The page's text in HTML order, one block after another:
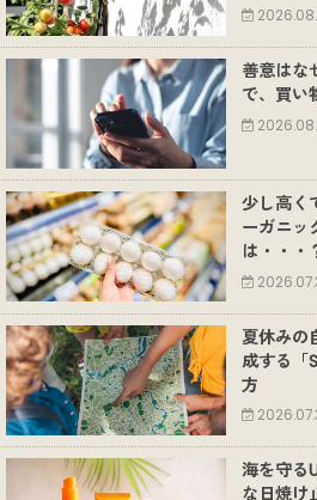
善意はな
で、買い
少し高く
ーガニッ
は・・・
夏休みの
成する「
方
海を守る
な日焼け